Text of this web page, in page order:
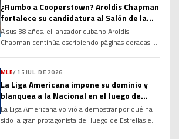
¿Rumbo a Cooperstown? Aroldis Chapman
fortalece su candidatura al Salón de la
Fama
A sus 38 años, el lanzador cubano Aroldis
Chapman continúa escribiendo páginas doradas en
méritos suficientes para ingresar al Salón de la
Fama de Cooperstown? Sus números, su
longevidad y el dominio que ha ejercido durante
más de […]
MLB/ 15 JUL. DE 2026
La Liga Americana impone su dominio y
blanquea a la Nacional en el Juego de
Estrellas 2026
La Liga Americana volvió a demostrar por qué ha
sido la gran protagonista del Juego de Estrellas en